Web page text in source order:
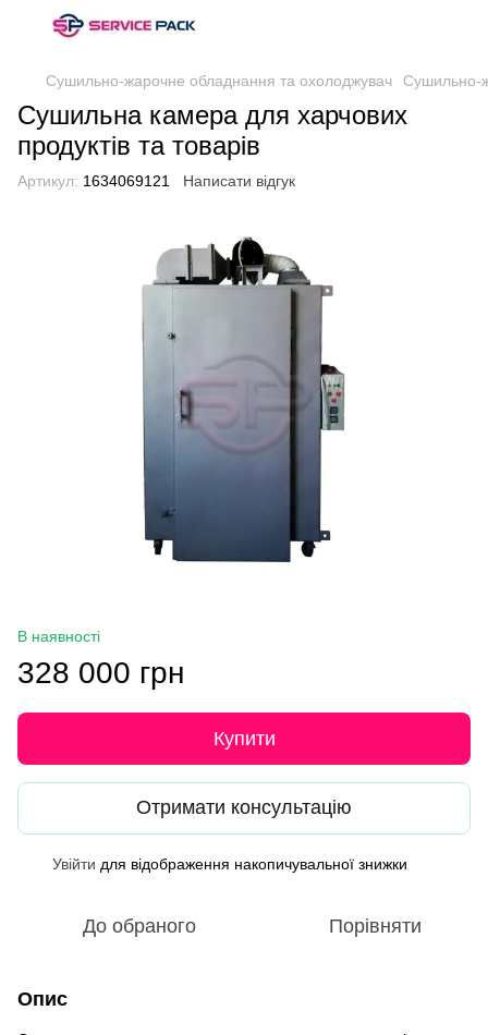
Сушильно-жарочне обладнання та охолоджувач Сушильно-
Сушильна камера для харчових
продуктів та товарів
Артикул: 1634069121 Написати відгук
В наявності
328 000 грн
Купити
Отримати консультацію
Увійти для відображення накопичувальної знижки
До обраного Порівняти
Опис